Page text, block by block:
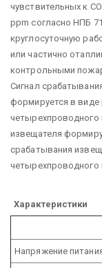
чувствительных к
ppm согласно НПБ
круглосуточную
или частично
контрольными
Сигнал
формируется в виде
четырехпроводного
извещателя
срабатывания
четырехпроводного
Характеристики
Напряжение